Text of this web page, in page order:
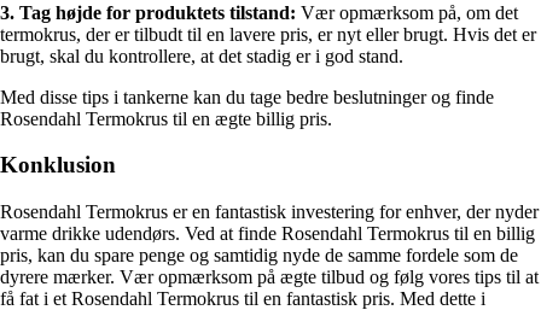
3. Tag højde for produktets tilstand: Vær opmærksom på, om det
termokrus, der er tilbudt til en lavere pris, er nyt eller brugt. Hvis det er
brugt, skal du kontrollere, at det stadig er i god stand.
Med disse tips i tankerne kan du tage bedre beslutninger og finde
Rosendahl Termokrus til en ægte billig pris.
Konklusion
Rosendahl Termokrus er en fantastisk investering for enhver, der nyder
varme drikke udendørs. Ved at finde Rosendahl Termokrus til en billig
pris, kan du spare penge og samtidig nyde de samme fordele som de
dyrere mærker. Vær opmærksom på ægte tilbud og følg vores tips til at
få fat i et Rosendahl Termokrus til en fantastisk pris. Med dette i